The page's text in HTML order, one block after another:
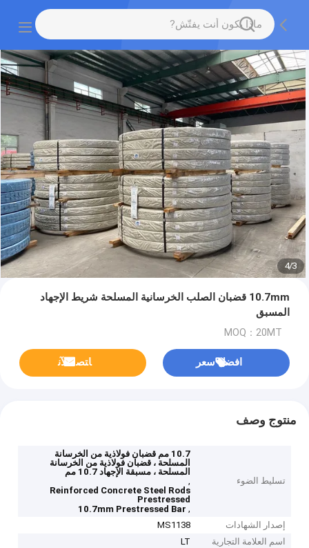
3
/
4
10.7mm قضبان الصلب الخرسانية المسلحة شريط الإجهاد
المسبق
MOQ：20MT
افضل سعر ﺎﺘﺼﻟ ﺍﻶﻧ
منتوج وصف
تسليط الضوء
10.7 مم قضبان فولاذية من الخرسانة
المسلحة ، قضبان فولاذية من الخرسانة
المسلحة ، مسبقة الإجهاد 10.7 مم
,
Reinforced Concrete Steel Rods
Prestressed
,
10.7mm Prestressed Bar
إصدار الشهادات
MS1138
اسم العلامة التجارية
LT